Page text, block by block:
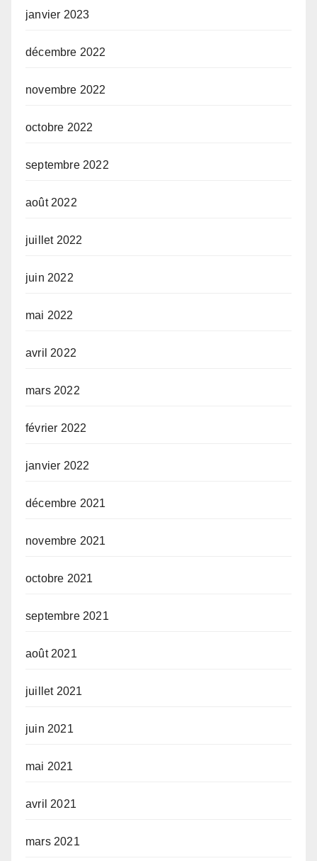
janvier 2023
décembre 2022
novembre 2022
octobre 2022
septembre 2022
août 2022
juillet 2022
juin 2022
mai 2022
avril 2022
mars 2022
février 2022
janvier 2022
décembre 2021
novembre 2021
octobre 2021
septembre 2021
août 2021
juillet 2021
juin 2021
mai 2021
avril 2021
mars 2021